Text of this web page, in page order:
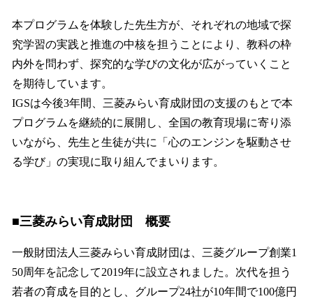
本プログラムを体験した先生方が、それぞれの地域で探
究学習の実践と推進の中核を担うことにより、教科の枠
内外を問わず、探究的な学びの文化が広がっていくこと
を期待しています。
IGSは今後3年間、三菱みらい育成財団の支援のもとで本
プログラムを継続的に展開し、全国の教育現場に寄り添
いながら、先生と生徒が共に「心のエンジンを駆動させ
る学び」の実現に取り組んでまいります。
■三菱みらい育成財団 概要
一般財団法人三菱みらい育成財団は、三菱グループ創業1
50周年を記念して2019年に設立されました。次代を担う
若者の育成を目的とし、グループ24社が10年間で100億円